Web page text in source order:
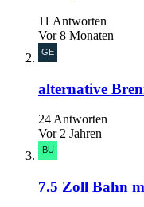
11 Antworten
Vor 8 Monaten
alternative
24 Antworten
Vor 2 Jahren
7.5 Zoll Bahn